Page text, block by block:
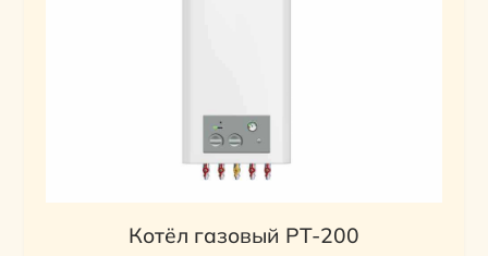
Котёл газовый PT-200